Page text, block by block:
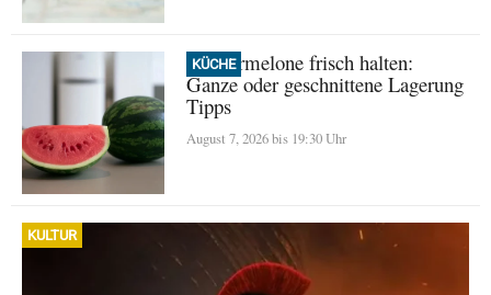
KÜCHE
Wassermelone frisch halten:
Ganze oder geschnittene Lagerung
Tipps
August 7, 2026 bis 19:30 Uhr
KULTUR